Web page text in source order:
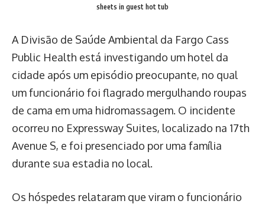
sheets in guest hot tub
A Divisão de Saúde Ambiental da Fargo Cass
Public Health está investigando um hotel da
cidade após um episódio preocupante, no qual
um funcionário foi flagrado mergulhando roupas
de cama em uma hidromassagem. O incidente
ocorreu no Expressway Suites, localizado na 17th
Avenue S, e foi presenciado por uma família
durante sua estadia no local.
Os hóspedes relataram que viram o funcionário